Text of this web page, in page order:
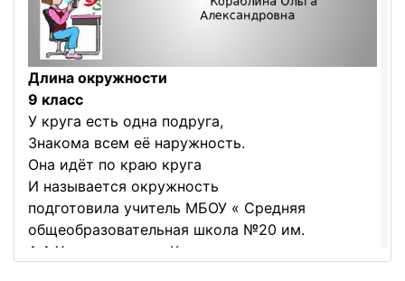
Длина окружности
9 класс
У круга есть одна подруга,
Знакома всем её наружность.
Она идёт по краю круга
И называется окружность
подготовила учитель МБОУ « Средняя
общеобразовательная школа №20 им.
А.А.Хмелевского» г.Курска